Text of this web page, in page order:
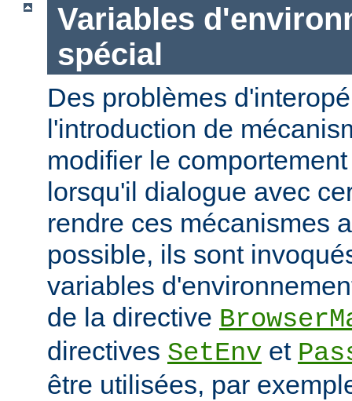
Variables
spécial
Des problèmes
l'introduction de
modifier le
lorsqu'il dialogue avec
rendre ces mécanismes
possible, ils sont
variables
de la directive
directives SetEnv et
être utilisées, par